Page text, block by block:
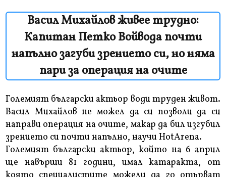
Васил Михайлов живее трудно:
Капитан Петко Войвода почти
напълно загуби зрението си, но няма
пари за операция на очите
Големият български актьор води труден живот.
Васил Михайлов не можел да си позволи да си
направи операция на очите, макар да бил изгубил
зрението си почти напълно, научи HotArena.
Големият български актьор, който на 6 април
ще навърши 81 години, имал катаракта, от